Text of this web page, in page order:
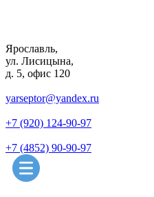
Ярославль,
ул. Лисицына,
д. 5, офис 120
yarseptor@yandex.ru
+7 (920) 124-90-97
+7 (4852) 90-90-97